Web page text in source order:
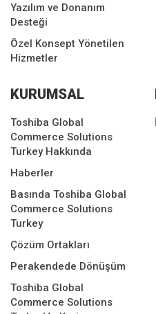
Yazılım ve Donanım
Desteği
Özel Konsept Yönetilen
Hizmetler
KURUMSAL
Toshiba Global
Commerce Solutions
Turkey Hakkında
Haberler
Basında Toshiba Global
Commerce Solutions
Turkey
Çözüm Ortakları
Perakendede Dönüşüm
Toshiba Global
Commerce Solutions